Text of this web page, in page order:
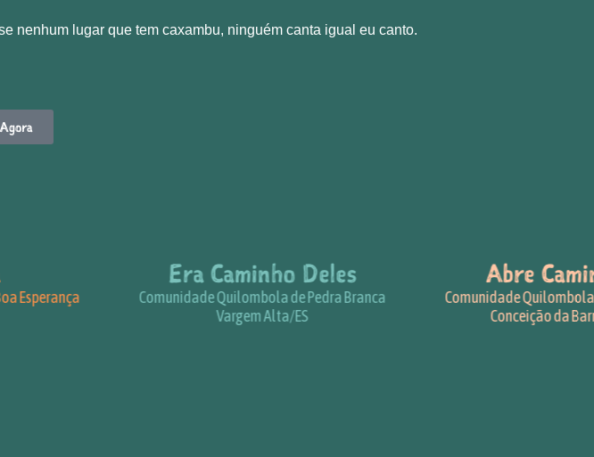
nenhum lugar que tem caxambu, ninguém canta igual eu canto.
Era Caminho Deles
Comunidade Quilombola de Pedra Branca
Vargem Alta/ES
Abre
Comunidade Quilombola
Conceição da Barra/